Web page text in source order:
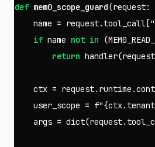
def mem0_scope_guard(request:
name = request. tool_call [
if name not in (
return handler(request
ctx = request. runtime .
user_scope = f"{ctx.
args = dict(request.